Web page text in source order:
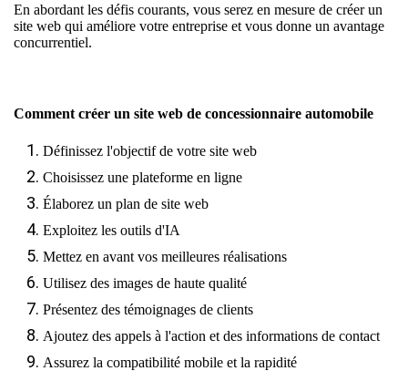
En abordant les défis courants, vous serez en mesure de créer un
site web qui améliore votre entreprise et vous donne un avantage
concurrentiel.
Comment créer un site web de concessionnaire automobile
Définissez l'objectif de votre site web
Choisissez une plateforme en ligne
Élaborez un plan de site web
Exploitez les outils d'IA
Mettez en avant vos meilleures réalisations
Utilisez des images de haute qualité
Présentez des témoignages de clients
Ajoutez des appels à l'action et des informations de contact
Assurez la compatibilité mobile et la rapidité